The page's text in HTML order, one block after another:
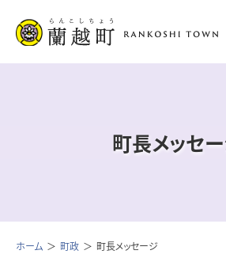
町長メッセ
ホーム 町政 町長メッセージ